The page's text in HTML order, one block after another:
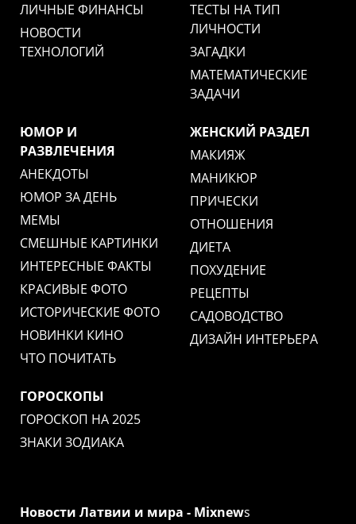
ЛИЧНЫЕ ФИНАНСЫ
НОВОСТИ
ТЕХНОЛОГИЙ
ТЕСТЫ НА ТИП
ЛИЧНОСТИ
ЗАГАДКИ
МАТЕМАТИЧЕСКИЕ
ЗАДАЧИ
ЮМОР И
РАЗВЛЕЧЕНИЯ
АНЕКДОТЫ
ЮМОР ЗА ДЕНЬ
МЕМЫ
СМЕШНЫЕ КАРТИНКИ
ИНТЕРЕСНЫЕ ФАКТЫ
КРАСИВЫЕ ФОТО
ИСТОРИЧЕСКИЕ ФОТО
НОВИНКИ КИНО
ЧТО ПОЧИТАТЬ
ЖЕНСКИЙ РАЗДЕЛ
МАКИЯЖ
МАНИКЮР
ПРИЧЕСКИ
ОТНОШЕНИЯ
ДИЕТА
ПОХУДЕНИЕ
РЕЦЕПТЫ
САДОВОДСТВО
ДИЗАЙН ИНТЕРЬЕРА
ГОРОСКОПЫ
ГОРОСКОП НА 2025
ЗНАКИ ЗОДИАКА
Новости Латвии и мира - Mixnews